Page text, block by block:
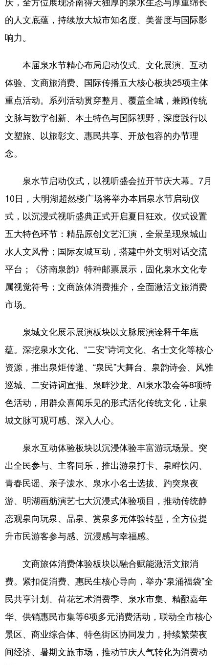
的人文底蕴，持续放大城市知名度、美誉度与国际影
响力。
本届泉水节精心布局启动仪式、文化展演、互动
体验、文商旅消费、国际传播五大核心板块25项主体
重点活动。系列活动贯穿整月、覆盖全城，兼顾传统
文脉与数字创新、本土特色与国际视野，深度践行以
文塑旅、以旅彰文、惠民共享、开放包容的办节理
念。
泉水节启动仪式，以视听盛会拉开节庆大幕。7月
10日，大明湖超然楼广场将举办本届泉水节启动仪
式，以沉浸式视听盛典正式开启夏日狂欢。仪式设置
五大特色环节：精品原创文艺汇演，全景呈现泉城山
水人文风骨；国际友城互动，搭建中外文明对话交流
平台；《济南泉韵》特种邮票展示，固化泉水文化专
属视觉符号；文商旅体消费推介，全面激活文旅消费
市场。
泉城文化展示展演板块以文脉展演诠释千年底
蕴。深挖泉水文化、“二安”诗词文化、名士文化等核心
资源，推出泉炬传递、“泉民”大舞台、泉韵诗会、风雅
巡城、二安诗词宣推、泉畔沙龙、AI泉水歌会等8项特
色活动，用群众喜闻乐见的形式活化传统文化，让泉
城文脉可观可感、深入人心。
泉水互动体验板块以沉浸体验丰富游玩场景。突
出全民参与、主客同乐，推出游泉打卡、泉畔快闪、
青春民谣、亲子泼水、泉水小名士选拔、趵突泉夜
游、明湖画舫演艺七大沉浸式体验项目，推动传统静
态观泉向玩泉、品泉、赏泉多元体验转型，全方位提
升市民游客参与感、沉浸感与幸福感。
文商旅体消费体验板块以融合赋能激活文旅消
费。紧扣促消费、惠民生核心导向，举办“泉涌福袋”全
民共享计划、荷花艺术消费季、泉水市集、精酿嘉年
华、供销惠民市集等6项多元消费活动，联动全市核心
景区、商业综合体、特色街区协同发力，持续繁荣夜
间经济、暑期文旅市场，推动节庆人气转化为消费动